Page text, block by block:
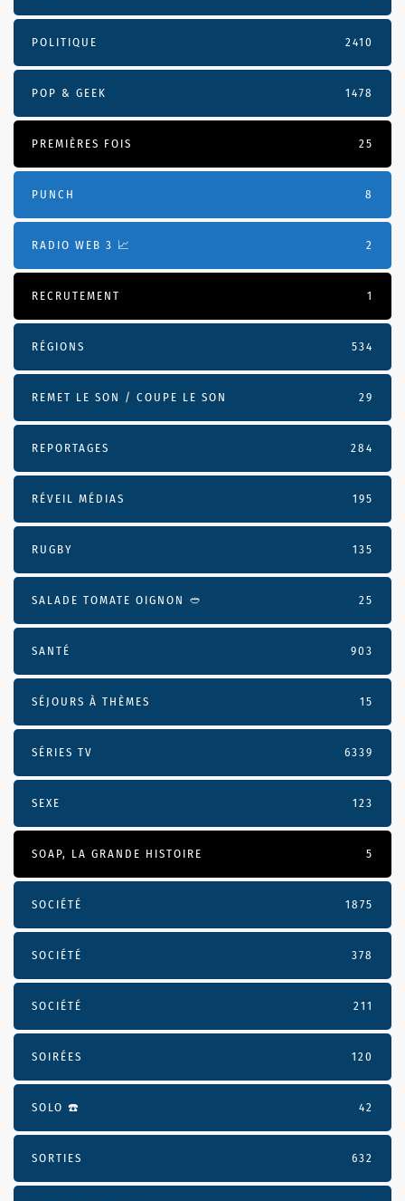
POLITIQUE 2410
POP & GEEK 1478
PREMIÈRES FOIS 25
PUNCH 8
RADIO WEB 3 📈 2
RECRUTEMENT 1
RÉGIONS 534
REMET LE SON / COUPE LE SON 29
REPORTAGES 284
RÉVEIL MÉDIAS 195
RUGBY 135
SALADE TOMATE OIGNON 🥙 25
SANTÉ 903
SÉJOURS À THÈMES 15
SÉRIES TV 6339
SEXE 123
SOAP, LA GRANDE HISTOIRE 5
SOCIÉTÉ 1875
SOCIÉTÉ 378
SOCIÉTÉ 211
SOIRÉES 120
SOLO ☎️ 42
SORTIES 632